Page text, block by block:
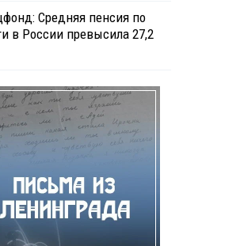
Средняя пенсия по
в России превысила 27,2